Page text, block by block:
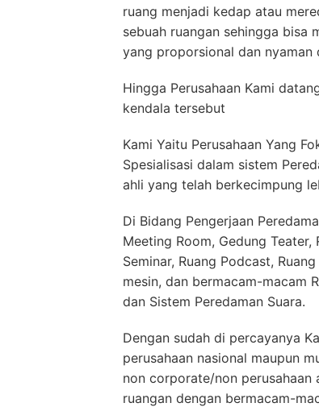
ruang menjadi kedap atau
sebuah ruangan sehingga bisa
yang proporsional dan nyaman
Hingga Perusahaan Kami
kendala tersebut
Kami Yaitu Perusahaan Yang
Spesialisasi dalam sistem
ahli yang telah berkecimpung
Di Bidang Pengerjaan
Meeting Room, Gedung Teater,
Seminar, Ruang Podcast,
mesin, dan bermacam-macam
dan Sistem Peredaman Suara.
Dengan sudah di percayanya
perusahaan nasional maupun
non corporate/non perusahaan
ruangan dengan bermacam-